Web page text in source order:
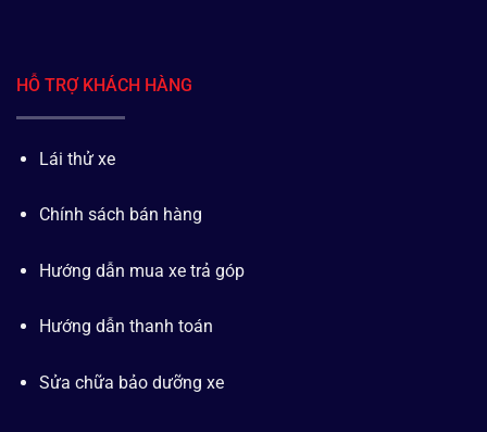
HỖ TRỢ KHÁCH HÀNG
Lái thử xe
Chính sách bán hàng
Hướng dẫn mua xe trả góp
Hướng dẫn thanh toán
Sửa chữa bảo dưỡng xe